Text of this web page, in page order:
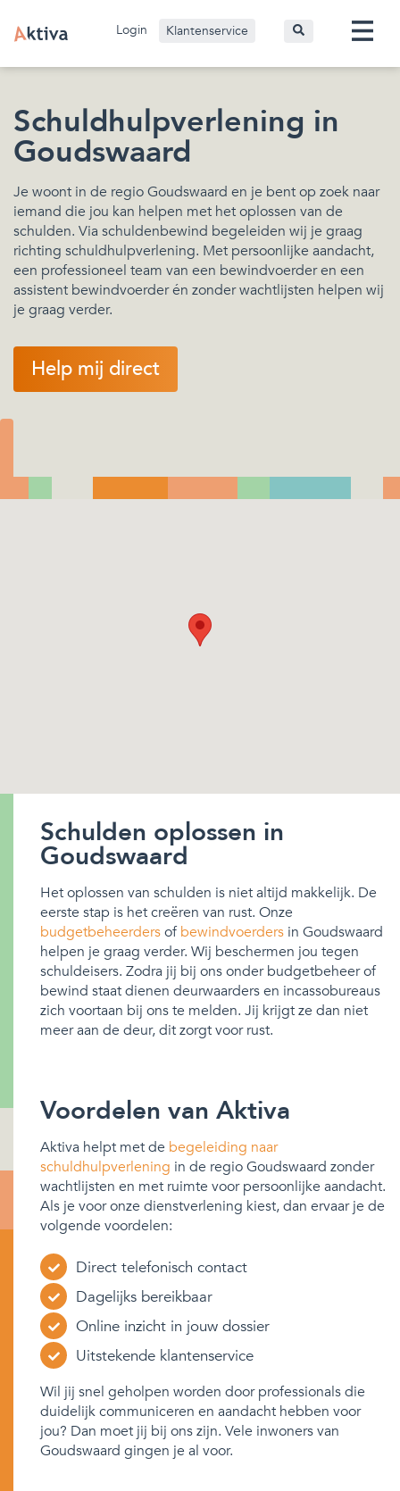
Login Klantenservice
Schuldhulpverlening in
Goudswaard
Je woont in de regio Goudswaard en je bent op zoek naar
iemand die jou kan helpen met het oplossen van de
schulden. Via schuldenbewind begeleiden wij je graag
richting schuldhulpverlening. Met persoonlijke aandacht,
een professioneel team van een bewindvoerder en een
assistent bewindvoerder én zonder wachtlijsten helpen wij
je graag verder.
Help mij direct
Schulden oplossen in
Goudswaard
Het oplossen van schulden is niet altijd makkelijk. De
eerste stap is het creëren van rust. Onze
budgetbeheerdersofbewindvoerders in Goudswaard
helpen je graag verder. Wij beschermen jou tegen
schuldeisers. Zodra jij bij ons onder budgetbeheer of
bewind staat dienen deurwaarders en incassobureaus
zich voortaan bij ons te melden. Jij krijgt ze dan niet
meer aan de deur, dit zorgt voor rust.
Voordelen van Aktiva
Aktiva helpt met de begeleiding naar
schuldhulpverlening in de regio Goudswaard zonder
wachtlijsten en met ruimte voor persoonlijke aandacht.
Als je voor onze dienstverlening kiest, dan ervaar je de
volgende voordelen:
Direct telefonisch contact
Dagelijks bereikbaar
Online inzicht in jouw dossier
Uitstekende klantenservice
Wil jij snel geholpen worden door professionals die
duidelijk communiceren en aandacht hebben voor
jou? Dan moet jij bij ons zijn. Vele inwoners van
Goudswaard gingen je al voor.